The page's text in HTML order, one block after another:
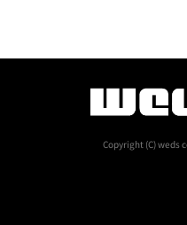
Copyright (C) weds